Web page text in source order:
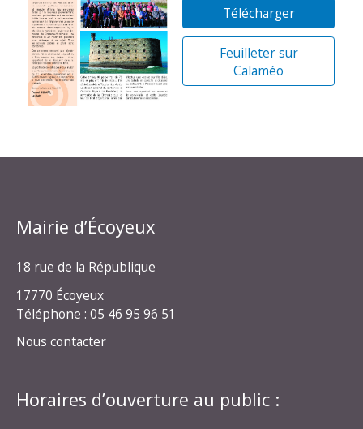
Télécharger
Feuilleter sur
Calaméo
Mairie d’Écoyeux
18 rue de la République
17770 Écoyeux
Téléphone : 05 46 95 96 51
Nous contacter
Horaires d’ouverture au public :